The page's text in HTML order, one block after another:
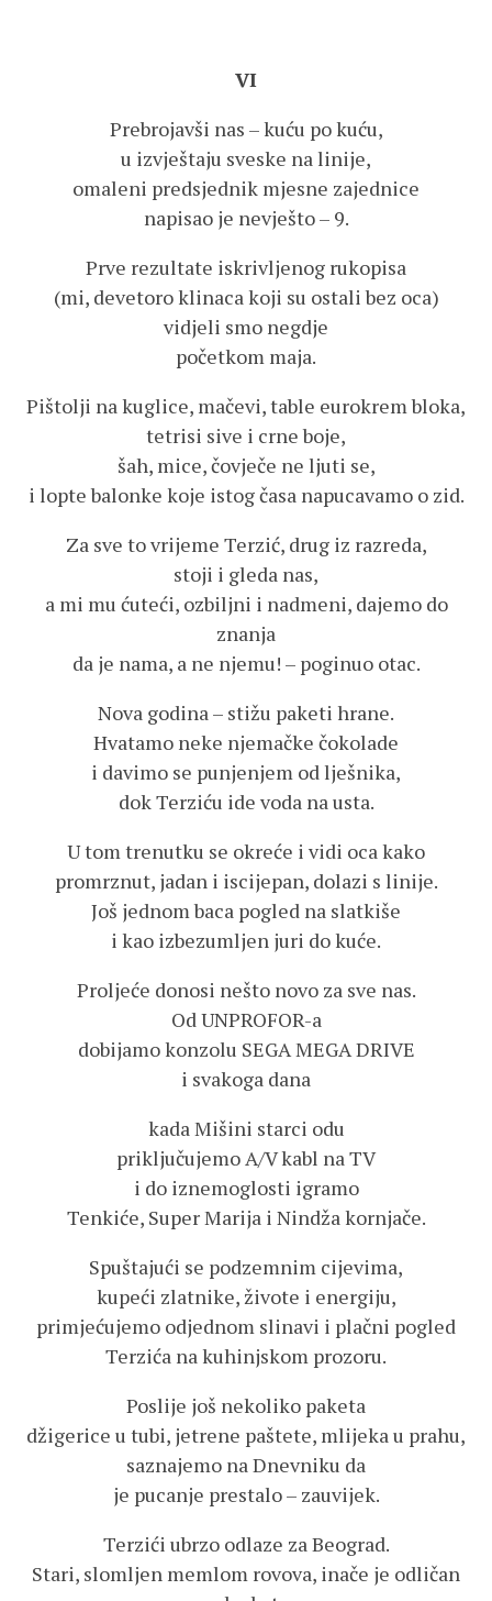
VI
Prebrojavši nas – kuću po kuću,
u izvještaju sveske na linije,
omaleni predsjednik mjesne zajednice
napisao je nevješto – 9.
Prve rezultate iskrivljenog rukopisa
(mi, devetoro klinaca koji su ostali bez oca)
vidjeli smo negdje
početkom maja.
Pištolji na kuglice, mačevi, table eurokrem bloka,
tetrisi sive i crne boje,
šah, mice, čovječe ne ljuti se,
i lopte balonke koje istog časa napucavamo o zid.
Za sve to vrijeme Terzić, drug iz razreda,
stoji i gleda nas,
a mi mu ćuteći, ozbiljni i nadmeni, dajemo do
znanja
da je nama, a ne njemu! – poginuo otac.
Nova godina – stižu paketi hrane.
Hvatamo neke njemačke čokolade
i davimo se punjenjem od lješnika,
dok Terziću ide voda na usta.
U tom trenutku se okreće i vidi oca kako
promrznut, jadan i iscijepan, dolazi s linije.
Još jednom baca pogled na slatkiše
i kao izbezumljen juri do kuće.
Proljeće donosi nešto novo za sve nas.
Od UNPROFOR-a
dobijamo konzolu SEGA MEGA DRIVE
i svakoga dana
kada Mišini starci odu
priključujemo A/V kabl na TV
i do iznemoglosti igramo
Tenkiće, Super Marija i Nindža kornjače.
Spuštajući se podzemnim cijevima,
kupeći zlatnike, živote i energiju,
primjećujemo odjednom slinavi i plačni pogled
Terzića na kuhinjskom prozoru.
Poslije još nekoliko paketa
džigerice u tubi, jetrene paštete, mlijeka u prahu,
saznajemo na Dnevniku da
je pucanje prestalo – zauvijek.
Terzići ubrzo odlaze za Beograd.
Stari, slomljen memlom rovova, inače je odličan